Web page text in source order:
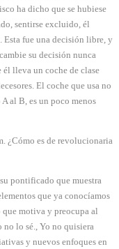
ha dicho que se hubiese
sentirse excluido, él
Esta fue una decisión libre, y
su decisión nunca
él lleva un coche de clase
El coche que usa no
al B, es un poco menos
¿Cómo es de revolucionaria
pontificado que muestra
que ya conocíamos
que motiva y preocupa al
no lo sé., Yo no quisiera
y nuevos enfoques en